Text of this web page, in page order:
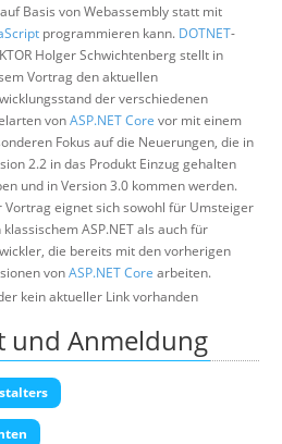
Basis von Webassembly statt mit
programmieren kann. DOTNET-
Holger Schwichtenberg stellt in
Vortrag den aktuellen
der verschiedenen
vonASP.NET Core vor mit einem
Fokus auf die Neuerungen, die in
2.2 in das Produkt Einzug gehalten
und in Version 3.0 kommen werden.
Vortrag eignet sich sowohl für Umsteiger
klassischem ASP.NET als auch für
die bereits mit den vorherigen
vonASP.NET Core arbeiten.
kein aktueller Link vorhanden
und Anmeldung